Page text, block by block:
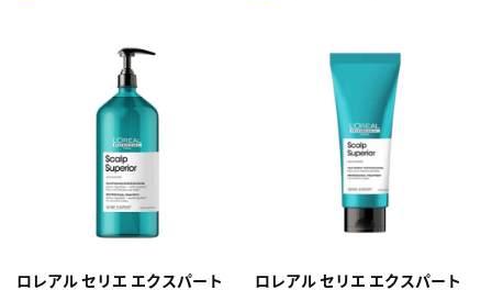
ロレアル セリエ エクスパート
ロレアル セリエ エクスパート